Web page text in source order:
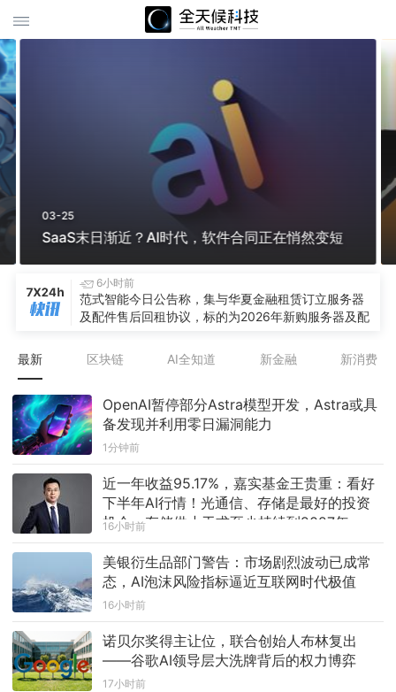
03-25
SaaS末日渐近？AI时代，软件合同正在悄然变短
6小时前
范式智能今日公告称，集与华夏金融租赁订立服务器
及配件售后回租协议，标的为2026年新购服务器及配
正常使用权，并在不影响业务运行的前提下盘活算力
资产，夯实资金储备、拓宽融资渠道，为AI核心业务
次合作也体现了金融机构对范式技术实力与长期发展
前景的认可。
最新 区块链 AI全知道 新金融 新消费
OpenAI暂停部分Astra模型开发，Astra或具
备发现并利用零日漏洞能力
1分钟前
近一年收益95.17%，嘉实基金王贵重：看好
下半年AI行情！光通信、存储是最好的投资
机会，存储供小于求至少持续到2027年
16小时前
美银衍生品部门警告：市场剧烈波动已成常
态，AI泡沫风险指标逼近互联网时代极值
16小时前
诺贝尔奖得主让位，联合创始人布林复出
——谷歌AI领导层大洗牌背后的权力博弈
17小时前